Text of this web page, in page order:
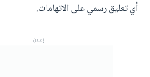
أي تعليق رسمي على الاتهامات.
إعلان